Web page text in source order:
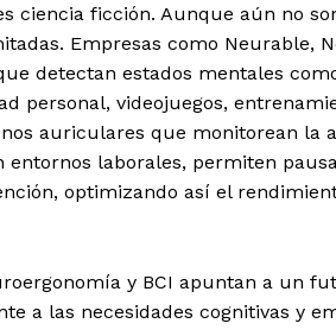
ciencia ficción. Aunque aún no
Empresas como Neurable,
detectan estados mentales
personal, videojuegos,
auriculares que monitorean la
laborales, permiten
optimizando así el
y BCI apuntan a un
a las necesidades cognitivas y